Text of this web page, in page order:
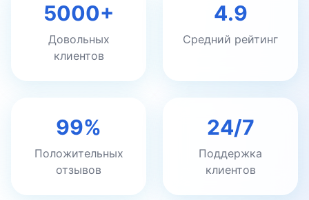
5000+
Довольных
клиентов
4.9
Средний рейтинг
99%
Положительных
отзывов
24/7
Поддержка
клиентов